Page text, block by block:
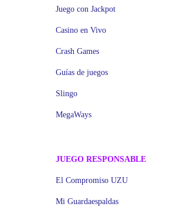
Juego con Jackpot
Casino en Vivo
Crash Games
Guías de juegos
Slingo
MegaWays
JUEGO RESPONSABLE
El Compromiso UZU
Mi Guardaespaldas